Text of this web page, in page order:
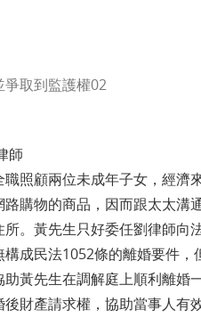
取到監護權02
師
照顧兩位未成年子女，經濟
購物的商品，因而跟太太溝
。黃先生只好委任劉律師向
成民法1052條的離婚要件，
黃先生在調解庭上順利離婚
財產請求權，協助當事人有